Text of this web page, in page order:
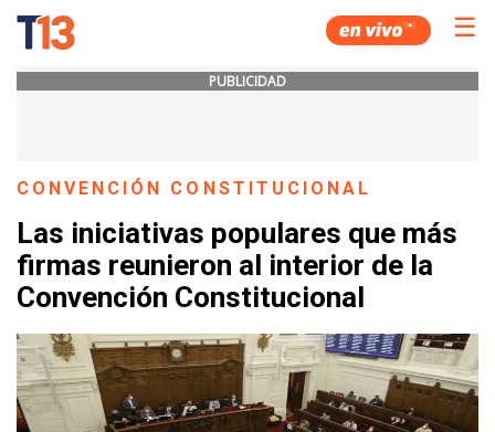
☰
PUBLICIDAD
CONVENCIÓN CONSTITUCIONAL
Las iniciativas populares que más
firmas reunieron al interior de la
Convención Constitucional